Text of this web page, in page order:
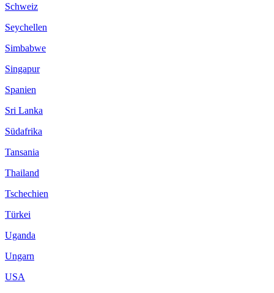
Schweiz
Seychellen
Simbabwe
Singapur
Spanien
Sri Lanka
Südafrika
Tansania
Thailand
Tschechien
Türkei
Uganda
Ungarn
USA